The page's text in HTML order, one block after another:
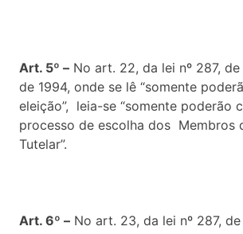
Art. 5º – No art. 22, da lei nº 287,
de 1994, onde se lê “somente
eleição”, leia-se “somente poderão
processo de escolha dos Membros
Tutelar”.
Art. 6º – No art. 23, da lei nº 287,